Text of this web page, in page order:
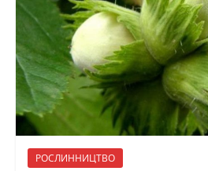
РОСЛИННИЦТВО